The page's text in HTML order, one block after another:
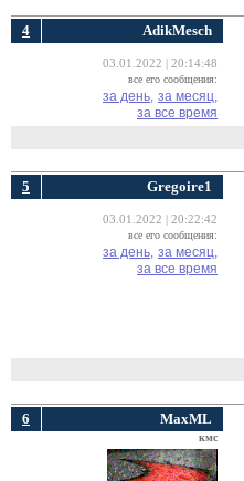
4 AdikMesch
03.01.2022 | 20:14:48
все его сообщения:
за день, за месяц,
за все время
5 Gregoire1
03.01.2022 | 20:22:42
все его сообщения:
за день, за месяц,
за все время
6 MaxML
кмс